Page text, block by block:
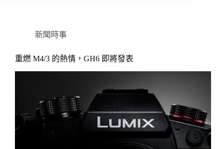
新聞時事
重燃 M4/3 的熱情，GH6 即將發表